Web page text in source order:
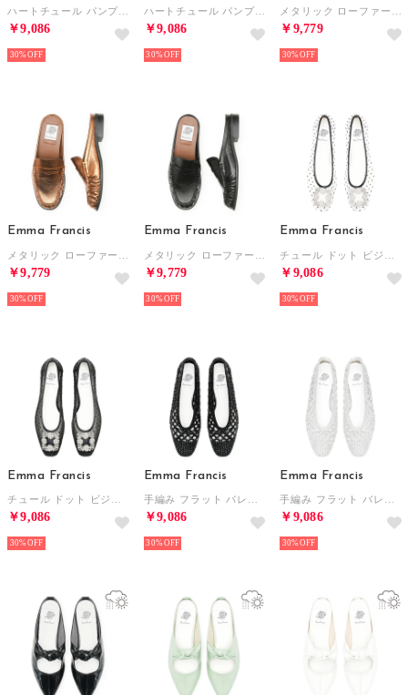
￥9,086
30%
￥9,086
30%
￥9,779
30%
Emma Francis
￥9,779
30%
Emma Francis
￥9,779
30%
Emma Francis
￥9,086
30%
Emma Francis
￥9,086
30%
Emma Francis
￥9,086
30%
Emma Francis
￥9,086
30%